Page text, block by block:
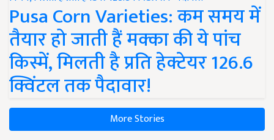
Pusa Corn Varieties: कम समय में
तैयार हो जाती हैं मक्का की ये पांच
किस्में, मिलती है प्रति हेक्टेयर 126.6
क्विंटल तक पैदावार!
More Stories